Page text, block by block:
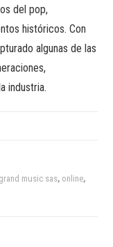
del pop,
históricos. Con
algunas de las
industria.
grand music sas, online,